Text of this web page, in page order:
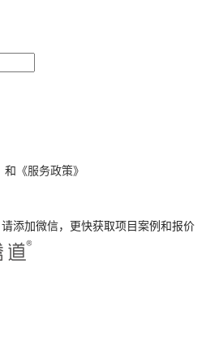
和 《服务政策》
添加微信，更快获取项目案例和报价